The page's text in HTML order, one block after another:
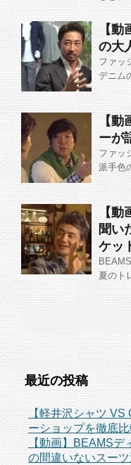
【動
の大
ファッ
デニム
【動
ーが
ファッ
派手色
【動
聞い
ケッ
夏のト
最近の投稿
【軽井沢シャツ VS
ーショップを徹底
【動画】BEAMSデ
の間違いないスー